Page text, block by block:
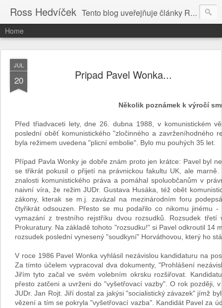
Ross Hedvíček Tento blog uveřejňuje články Ross Hedvíčka v češtině (pokud budu mit naladu) - s editacni pomoci Ludvika Dedika.
Home
JUL
20 Pripad Pavel Wonka...
Několik poznámek k výročí
Před třiadvaceti lety, dne 26. dubna 1988, v komunistickém
poslední oběť komunistického "zločinného a zavrženíhodného
byla režimem uvedena "plicní embolie". Bylo mu pouhých 35 let.
Případ Pavla Wonky je dobře znám proto jen krátce: Pavel byl
se třikrát pokusil o přijetí na právnickou fakultu UK, ale
znalosti komunistického práva a pomáhal spoluobčanům v
naivní víra, že režim JUDr. Gustava Husáka, též obět
zákony, kterak se m.j. zavázal na mezinárodním foru
čtyřikrát odsouzen. Přesto se mu podařilo co nikomu jinému
vymazání z trestního rejstříku dvou rozsudků. Rozsudek
Prokuratury. Na základě tohoto "rozsudku!" si Pavel odkroutil 14
rozsudek poslední vynesený "soudkyní" Horváthovou, který ho
V roce 1986 Pavel Wonka vyhlásil nezávislou kandidaturu na
Za tímto účelem vypracoval dva dokumenty, "Prohlášení
Jiřím tyto začal ve svém volebním okrsku rozšiřovat.
přesto zatčeni a uvrženi do "vyšetřovací vazby". O rok později,
JUDr. Jan Rojt. Jiří dostal za jakýsi "socialistický závazek" jímž
vězení a tím se pokryla "vyšetřovací vazba". Kandidát Pavel za